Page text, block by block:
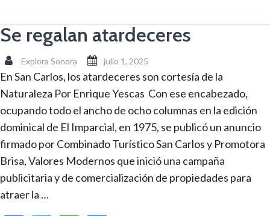
Se regalan atardeceres
Explora Sonora julio 1, 2025
En San Carlos, los atardeceres son cortesía de la
Naturaleza Por Enrique Yescas Con ese encabezado,
ocupando todo el ancho de ocho columnas en la edición
dominical de El Imparcial, en 1975, se publicó un anuncio
firmado por Combinado Turístico San Carlos y Promotora
Brisa, Valores Modernos que inició una campaña
publicitaria y de comercialización de propiedades para
atraer la …